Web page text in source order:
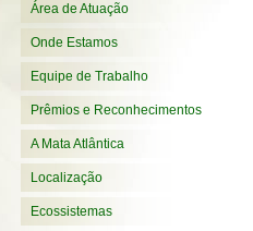
Área de Atuação
Onde Estamos
Equipe de Trabalho
Prêmios e Reconhecimentos
A Mata Atlântica
Localização
Ecossistemas